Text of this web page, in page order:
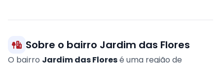
Sobre o bairro Jardim das Flores
O bairro Jardim das Floresé uma região de